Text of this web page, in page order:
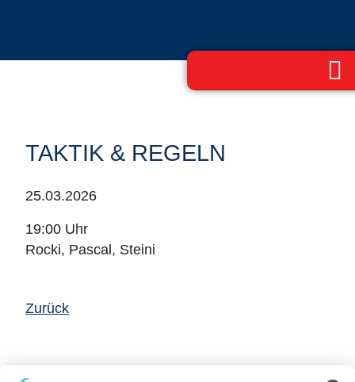
TAKTIK & REGELN
25.03.2026
19:00 Uhr
Rocki, Pascal, Steini
Zurück